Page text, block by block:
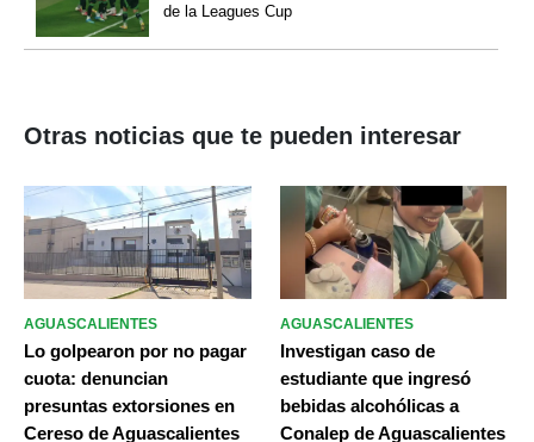
de la Leagues Cup
Otras noticias que te pueden interesar
AGUASCALIENTES
Lo golpearon por no pagar
cuota: denuncian
presuntas extorsiones en
Cereso de Aguascalientes
AGUASCALIENTES
Investigan caso de
estudiante que ingresó
bebidas alcohólicas a
Conalep de Aguascalientes